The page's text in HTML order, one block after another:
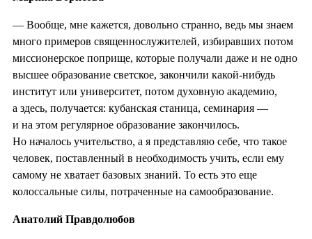
— Вообще, мне кажется, довольно странно, ведь мы знаем
много примеров священнослужителей, избиравших потом
миссионерское поприще, которые получали даже и не одно
высшее образование светское, закончили какой-нибудь
институт или университет, потом духовную академию,
а здесь, получается: кубанская станица, семинария —
и на этом регулярное образование закончилось.
Но началось учительство, а я представляю себе, что такое
человек, поставленный в необходимость учить, если ему
самому не хватает базовых знаний. То есть это еще
колоссальные силы, потраченные на самообразование.
Анатолий Правдолюбов